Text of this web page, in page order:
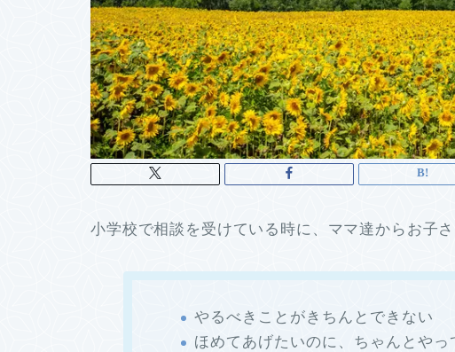
小学校で相談を受けている時に、ママ達からお子
やるべきことがきちんとできない
ほめてあげたいのに、ちゃんとやっ